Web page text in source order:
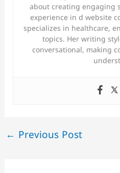
about creating engaging
experience in d website
specializes in healthcare,
topics. Her writing
conversational, making
← Previous Post